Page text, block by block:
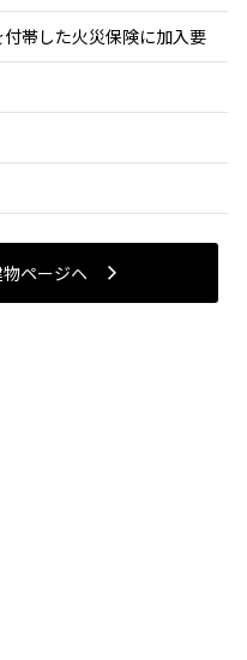
帯した火災保険に加入要
ページヘ